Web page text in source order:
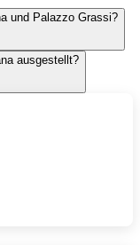
und Palazzo Grassi?
ausgestellt?